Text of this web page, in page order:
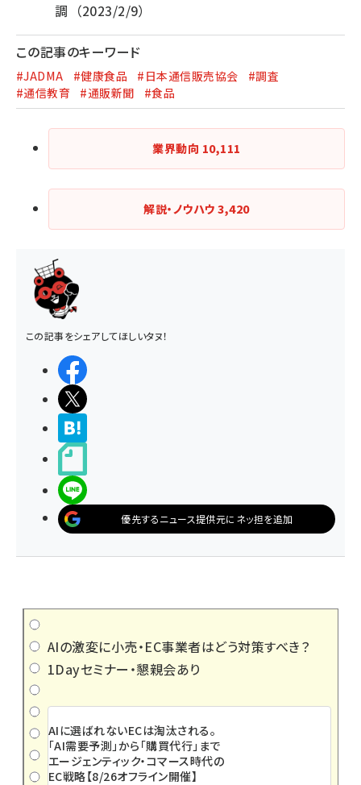
調 （2023/2/9）
この記事のキーワード
#JADMA #健康食品 #日本通信販売協会
#調査
#通信教育
#通販新聞 #食品
業界動向 10,111
解説・ノウハウ3,420
この記事をシェアしてほしいタヌ！
優先するニュース提供元にネッ担を追加
AIの激変に小売・EC事業者はどう対策すべき？
1Dayセミナー・懇親会あり
AIに選ばれないECは淘汰される。
「AI需要予測」から「購買代行」まで
エージェンティック・コマース時代の
EC戦略【8/26オフライン開催】